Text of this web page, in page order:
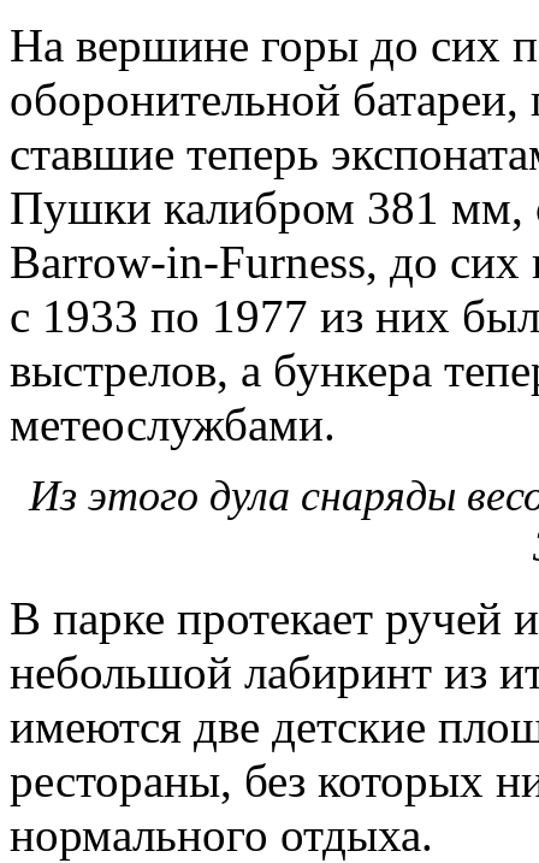
На вершине горы до сих
оборонительной
ставшие теперь
Пушки калибром 381 мм,
Barrow-in-Furness, до
с 1933 по 1977 из них
выстрелов, а бункера
метеослужбами.
Из этого дула снаряды
В парке протекает ручей
небольшой лабиринт из
имеются две детские
рестораны, без которых
нормального отдыха.